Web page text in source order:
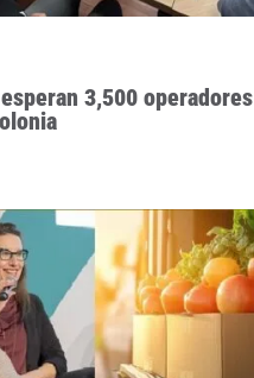
3,500 operadores